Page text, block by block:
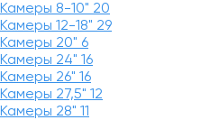
Камеры 8-10" 20
Камеры 12-18" 29
Камеры 20" 6
Камеры 24" 16
Камеры 26" 16
Камеры 27,5" 12
Камеры 28" 11